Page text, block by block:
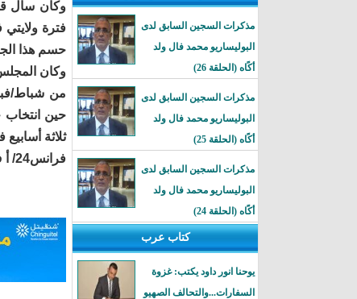
مذكرات السجين السابق لدى
البوليساريو محمد فال ولد
أكًاه (الحلقة 26)
مذكرات السجين السابق لدى
البوليساريو محمد فال ولد
أكًاه (الحلقة 25)
مذكرات السجين السابق لدى
البوليساريو محمد فال ولد
أكًاه (الحلقة 24)
كتاب عرب
يوحنا انور داود يكتب: غزوة
السفارات...والتحالف الصهيو
فترة
حسم هذا
وكان
من شباط/
حين
ثلاثة
فرانس24/ أ ف ب/ رويترز